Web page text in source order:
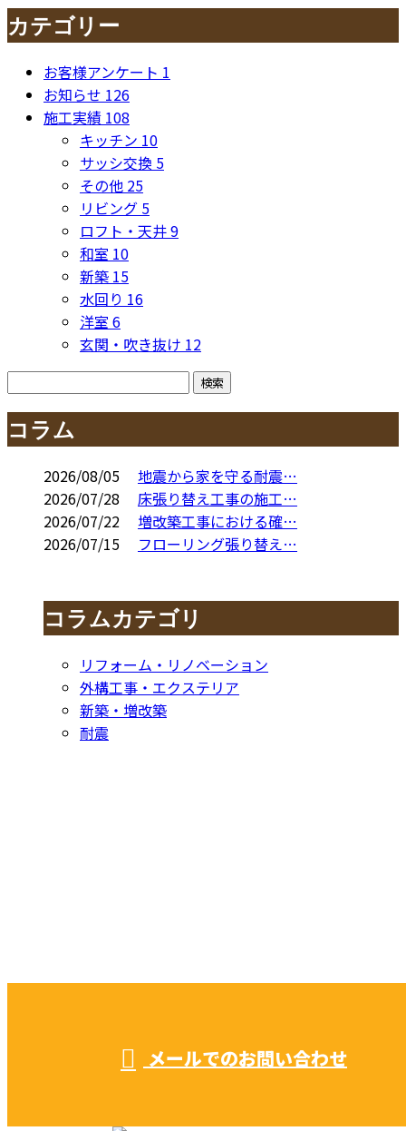
カテゴリー
お客様アンケート 1
お知らせ 126
施工実績 108
キッチン 10
サッシ交換 5
その他 25
リビング 5
ロフト・天井9
和室 10
新築 15
水回り 16
洋室 6
玄関・吹き抜け 12
コラム
2026/08/05
地震から家を守る耐震…
2026/07/28
床張り替え工事の施工…
2026/07/22
増改築工事における確…
2026/07/15
フローリング張り替え…
コラムカテゴリ
リフォーム・リノベーション
外構工事・エクステリア
新築・増改築
耐震
メールでのお問い合わせ